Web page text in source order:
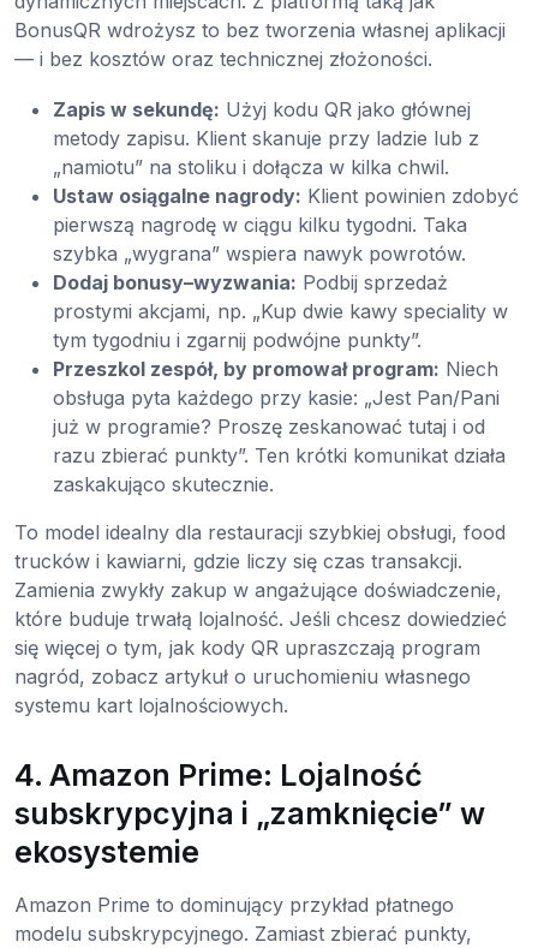
BonusQR wdrożysz to bez tworzenia własnej aplikacji
— i bez kosztów oraz technicznej złożoności.
Zapis w sekundę: Użyj kodu QR jako głównej
metody zapisu. Klient skanuje przy ladzie lub z
„namiotu” na stoliku i dołącza w kilka chwil.
Ustaw osiągalne nagrody: Klient powinien zdobyć
pierwszą nagrodę w ciągu kilku tygodni. Taka
szybka „wygrana” wspiera nawyk powrotów.
Dodaj bonusy–wyzwania: Podbij sprzedaż
prostymi akcjami, np. „Kup dwie kawy speciality w
tym tygodniu i zgarnij podwójne punkty”.
Przeszkol zespół, by promował program: Niech
obsługa pyta każdego przy kasie: „Jest Pan/Pani
już w programie? Proszę zeskanować tutaj i od
razu zbierać punkty”. Ten krótki komunikat działa
zaskakująco skutecznie.
To model idealny dla restauracji szybkiej obsługi, food
trucków i kawiarni, gdzie liczy się czas transakcji.
Zamienia zwykły zakup w angażujące doświadczenie,
które buduje trwałą lojalność. Jeśli chcesz dowiedzieć
się więcej o tym, jak kody QR upraszczają program
nagród, zobacz artykuł o uruchomieniu własnego
systemu kart lojalnościowych.
4. Amazon Prime: Lojalność
subskrypcyjna i „zamknięcie” w
ekosystemie
Amazon Prime to dominujący przykład płatnego
modelu subskrypcyjnego. Zamiast zbierać punkty,